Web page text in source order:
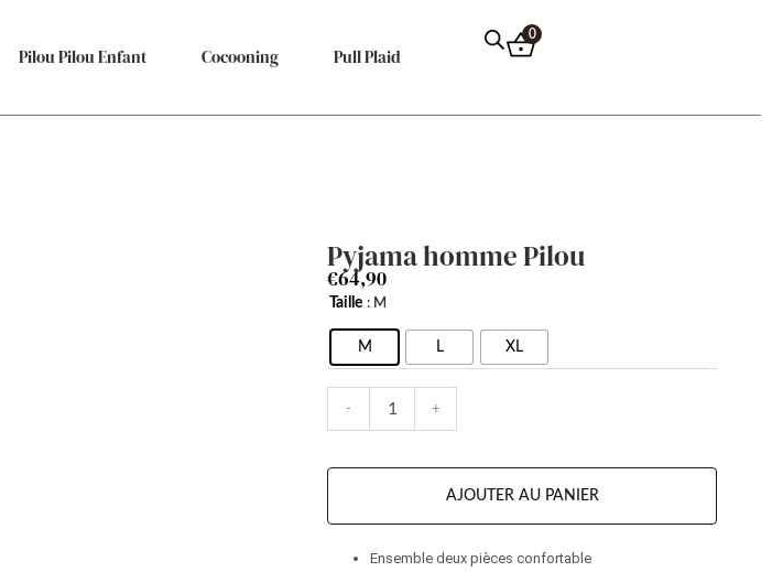
Pilou Pilou Enfant Cocooning Pull Plaid
0
Pyjama homme Pilou
€64,90
Taille : M
M L XL
-
quantité
Pyjama
homme
Pilou
+
AJOUTER AU PANIER
Ensemble deux pièces confortable